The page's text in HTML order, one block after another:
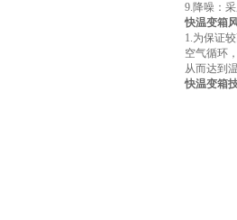
9.降噪：
快温变箱
1.为保证
空气循环
从而达到
快温变箱